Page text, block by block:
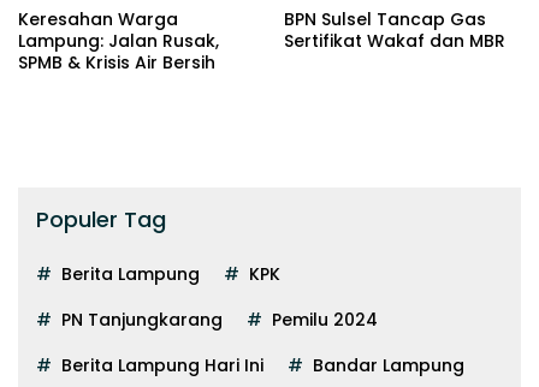
Keresahan Warga
Lampung: Jalan Rusak,
SPMB & Krisis Air Bersih
BPN Sulsel Tancap Gas
Sertifikat Wakaf dan MBR
Populer Tag
Berita Lampung
KPK
PN Tanjungkarang
Pemilu 2024
Berita Lampung Hari Ini
Bandar Lampung